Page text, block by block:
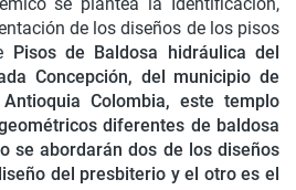
de los diseños de los pisos
Pisos de Baldosa hidráulica del
Concepción, del municipio de
Colombia, este templo
diferentes de baldosa
se abordarán dos de los diseños
del presbiterio y el otro es el